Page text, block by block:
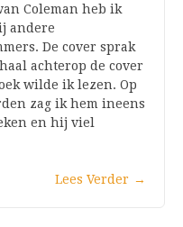
Coleman heb ik
andere
De cover sprak
achterop de cover
wilde ik lezen. Op
zag ik hem ineens
en hij viel
Lees Verder →